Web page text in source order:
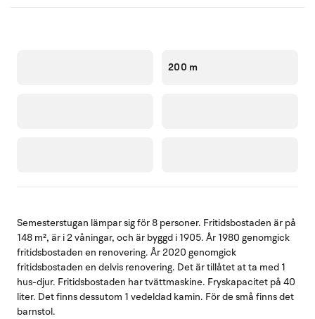
200 m
Semesterstugan lämpar sig för 8 personer. Fritidsbostaden är på
148 m², är i 2 våningar, och är byggd i 1905. År 1980 genomgick
fritidsbostaden en renovering. År 2020 genomgick
fritidsbostaden en delvis renovering. Det är tillåtet at ta med 1
hus-djur. Fritidsbostaden har tvättmaskine. Fryskapacitet på 40
liter. Det finns dessutom 1 vedeldad kamin. För de små finns det
barnstol.